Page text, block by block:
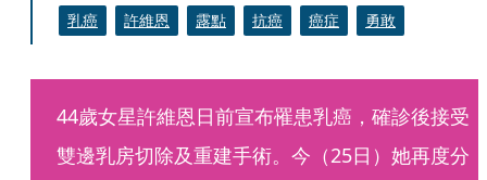
乳癌 許維恩 露點 抗癌 癌症 勇敢
44歲女星許維恩日前宣布罹患乳癌，確診後接受
雙邊乳房切除及重建手術。今（25日）她再度分